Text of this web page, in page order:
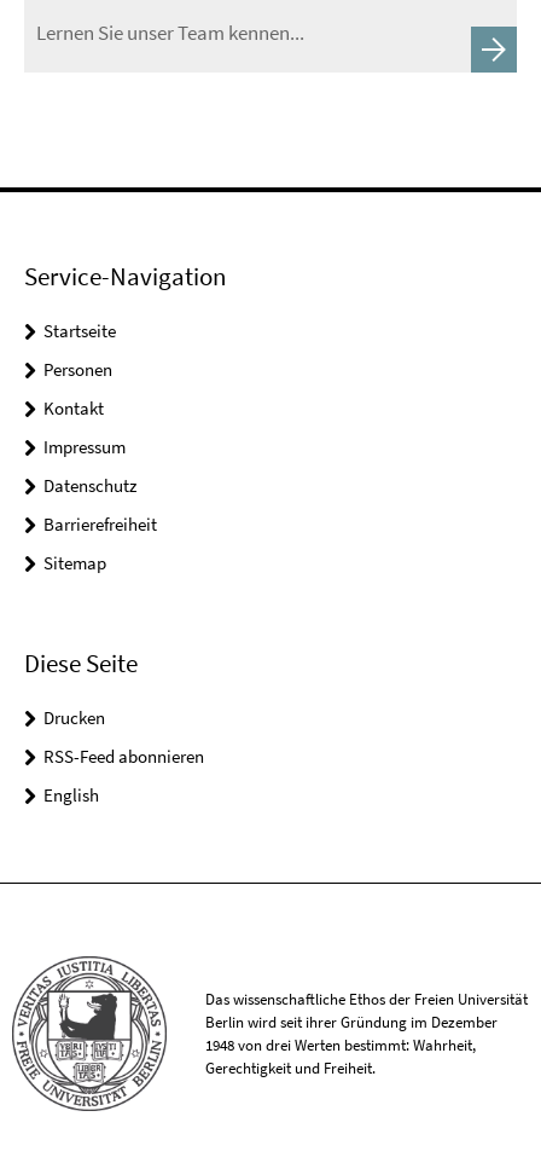
Lernen Sie unser Team kennen...
Service-Navigation
Startseite
Personen
Kontakt
Impressum
Datenschutz
Barrierefreiheit
Sitemap
Diese Seite
Drucken
RSS-Feed abonnieren
English
Das wissenschaftliche Ethos der Freien Universität
Berlin wird seit ihrer Gründung im Dezember
1948 von drei Werten bestimmt: Wahrheit,
Gerechtigkeit und Freiheit.